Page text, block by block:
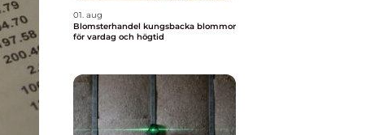
01. aug
Blomsterhandel kungsbacka blommor
för vardag och högtid